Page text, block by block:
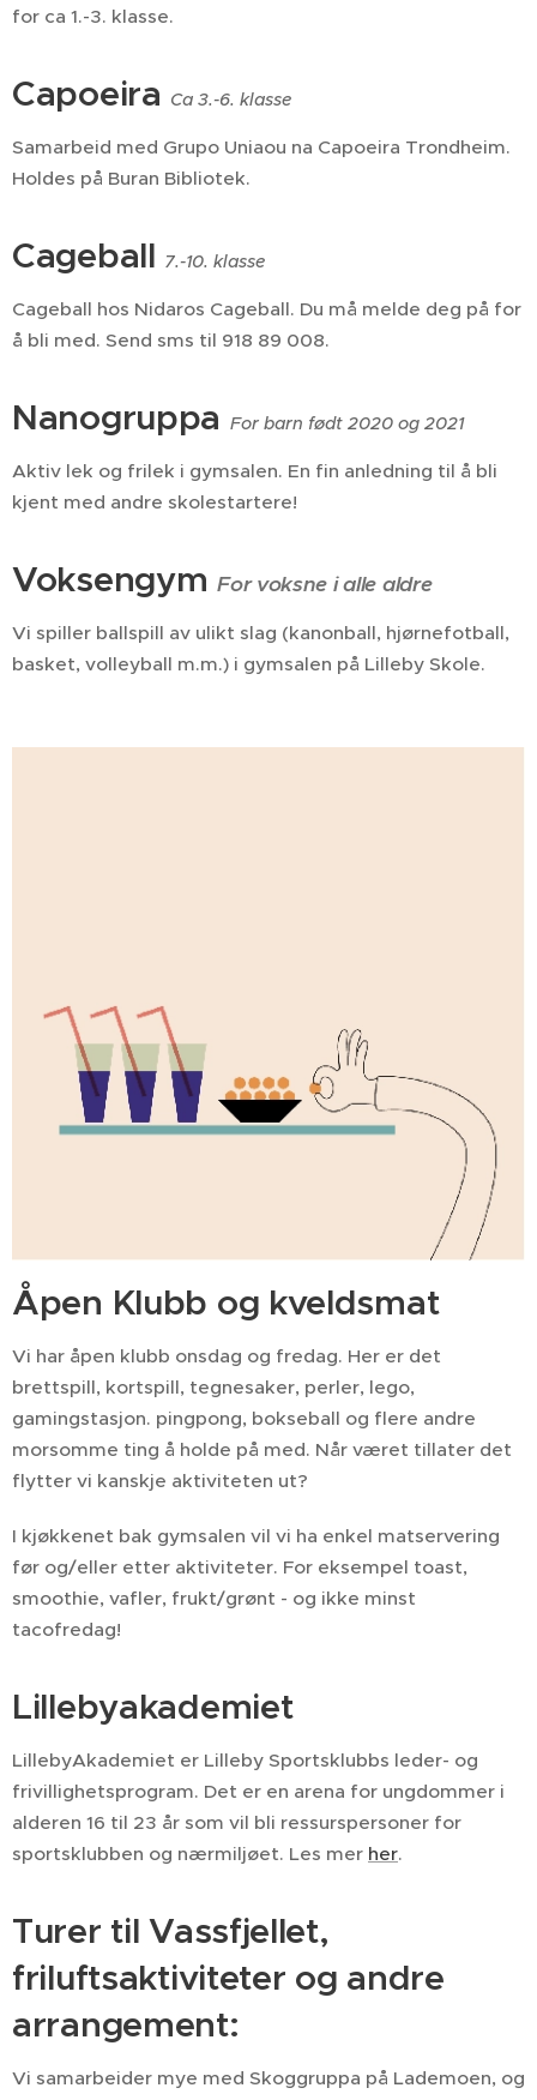
for ca 1.-3. klasse.
Capoeira Ca 3.-6. klasse
Samarbeid med Grupo Uniaou na Capoeira Trondheim.
Holdes på Buran Bibliotek.
Cageball 7.-10. klasse
Cageball hos Nidaros Cageball. Du må melde deg på for
å bli med. Send sms til 918 89 008.
Nanogruppa For barn født 2020 og 2021
Aktiv lek og frilek i gymsalen. En fin anledning til å bli
kjent med andre skolestartere!
VoksengymFor voksne i alle aldre
Vi spiller ballspill av ulikt slag (kanonball, hjørnefotball,
basket, volleyball m.m.) i gymsalen på Lilleby Skole.
Åpen Klubb og kveldsmat
Vi har åpen klubb onsdag og fredag. Her er det
brettspill, kortspill, tegnesaker, perler, lego,
gamingstasjon. pingpong, bokseball og flere andre
morsomme ting å holde på med. Når været tillater det
flytter vi kanskje aktiviteten ut?
I kjøkkenet bak gymsalen vil vi ha enkel matservering
før og/eller etter aktiviteter. For eksempel toast,
smoothie, vafler, frukt/grønt - og ikke minst
tacofredag!
Lillebyakademiet
LillebyAkademiet er Lilleby Sportsklubbs leder- og
frivillighetsprogram. Det er en arena for ungdommer i
alderen 16 til 23 år som vil bli ressurspersoner for
sportsklubben og nærmiljøet. Les mer her.
Turer til Vassfjellet,
friluftsaktiviteter og andre
arrangement:
Vi samarbeider mye med Skoggruppa på Lademoen, og